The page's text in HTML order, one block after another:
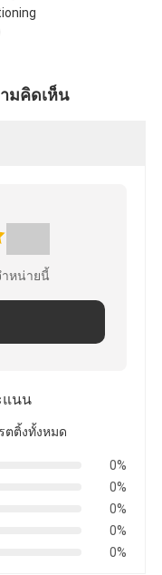
มคิดเห็น
าหน่ายนี้
แนน
ตติ้งทั้งหมด
0%
0%
0%
0%
0%